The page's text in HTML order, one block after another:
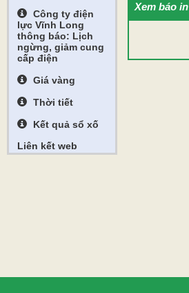
Công ty điện
lực Vĩnh Long
thông báo: Lịch
ngừng, giảm cung
cấp điện
Giá vàng
Thời tiết
Kết quả sổ xố
Liên kết web
Xem báo in